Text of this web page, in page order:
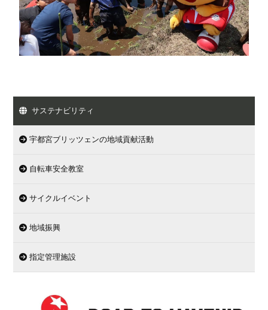
サステナビリティ
宇都宮ブリッツェンの地域貢献活動
自転車安全教室
サイクルイベント
地域振興
指定管理施設